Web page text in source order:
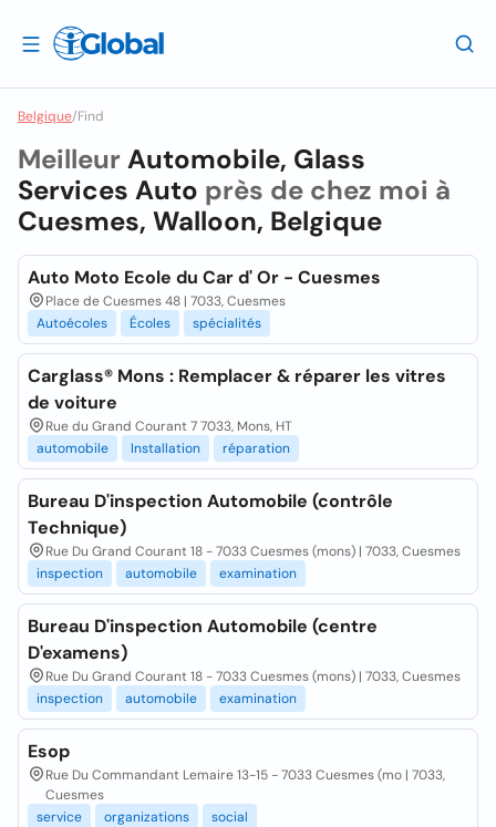
Belgique/Find
Meilleur Automobile, Glass
Services Auto près de chez moi à
Cuesmes, Walloon, Belgique
Auto Moto Ecole du Car d' Or - Cuesmes
Place de Cuesmes 48 | 7033, Cuesmes
Autoécoles
Écoles spécialités
Carglass® Mons : Remplacer & réparer les vitres
de voiture
Rue du Grand Courant 7 7033, Mons, HT
automobile
Installation réparation
Bureau D'inspection Automobile (contrôle
Technique)
Rue Du Grand Courant 18 - 7033 Cuesmes (mons) | 7033, Cuesmes
inspection
automobile examination
Bureau D'inspection Automobile (centre
D'examens)
Rue Du Grand Courant 18 - 7033 Cuesmes (mons) | 7033, Cuesmes
inspection
automobile examination
Esop
Rue Du Commandant Lemaire 13-15 - 7033 Cuesmes (mo | 7033,
Cuesmes
service
organizations social